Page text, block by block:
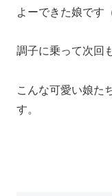
よーできた娘です
調子に乗って次回
こんな可愛い娘た
す。